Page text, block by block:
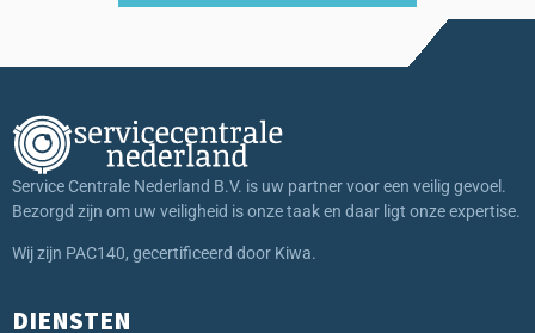
Service Centrale Nederland B.V. is uw partner voor een veilig gevoel.
Bezorgd zijn om uw veiligheid is onze taak en daar ligt onze expertise.
Wij zijn PAC140, gecertificeerd door Kiwa.
DIENSTEN